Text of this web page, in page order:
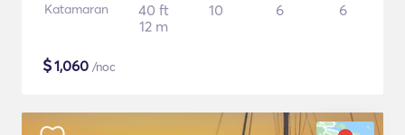
Katamaran
40 ft
12 m
10 6 6
$1,060 /noc